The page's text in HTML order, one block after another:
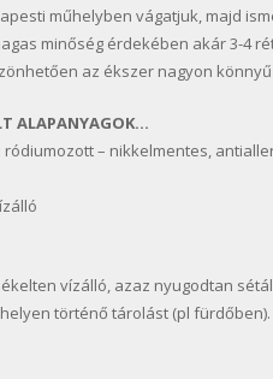
műhelyben vágatjuk, majd
minőség érdekében akár 3-4
az ékszer nagyon
ALAPANYAGOK…
ródiumozott – nikkelmentes,
vízálló, azaz nyugodtan
történő tárolást (pl fürdőben).